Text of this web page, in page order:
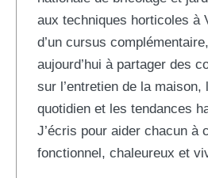
aux techniques horticoles à
d’un cursus
aujourd’hui à partager des
sur l’entretien de la maison,
quotidien et les tendances
J’écris pour aider chacun à
fonctionnel, chaleureux et